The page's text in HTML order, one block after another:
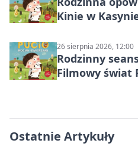
Kinie w
26 sierpnia 2026, 12:00
Rodzinny
Filmowy świat
Ostatnie Artykuły